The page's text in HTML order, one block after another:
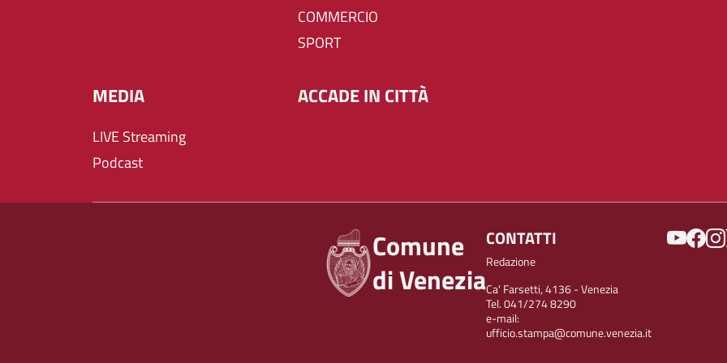
COMMERCIO
SPORT
MEDIA
LIVE Streaming
Podcast
ACCADE IN CITTÀ
Comune
di Venezia
CONTATTI
Redazione
Ca' Farsetti, 4136 - Venezia
Tel. 041/274 8290
e-mail:
ufficio.stampa@comune.venezia.it